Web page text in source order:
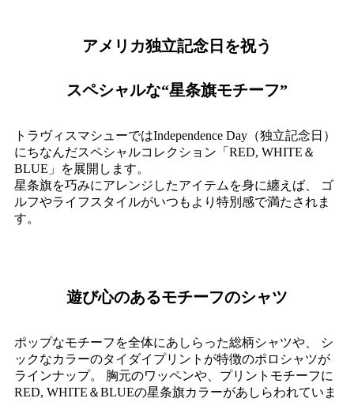
アメリカ独立記念日を祝う
スペシャルな“星条旗モチーフ”
トラヴィスマシューではIndependence Day（独立記念日）
にちなんだスペシャルコレクション「RED, WHITE＆
BLUE」を展開します。
星条旗を巧みにアレンジしたアイテムを身に纏えば、
ゴ
ルフやライフスタイルがいつもより特別感で満たされま
す。
遊び心のあるモチーフのシャツ
ポップなモチーフを全体にあしらった総柄シャツや、
シ
ックなカラーのタイダイプリントが特徴のポロシャツが
ラインナップ。
胸元のワッペンや、プリントモチーフに
RED, WHITE＆BLUEの星条旗カラーがあしらわれていま